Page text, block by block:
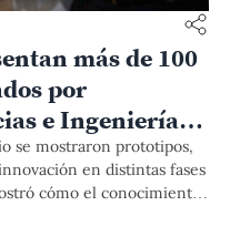
más de 100
por
e Ingeniería
se mostraron prototipos,
en distintas fases
cómo el conocimiento
a desafíos concretos